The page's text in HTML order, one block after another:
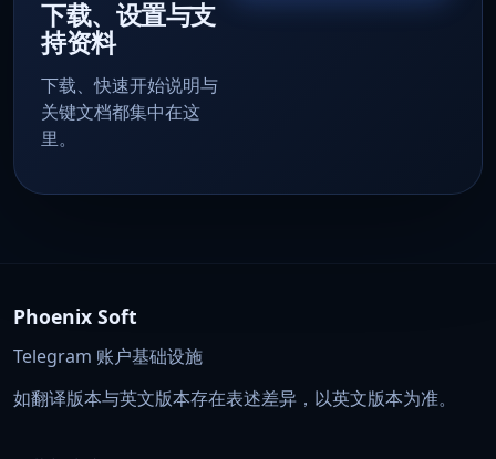
下载、设置与支
持资料
下载、快速开始说明与
关键文档都集中在这
里。
Phoenix Soft
Telegram 账户基础设施
如翻译版本与英文版本存在表述差异，以英文版本为准。